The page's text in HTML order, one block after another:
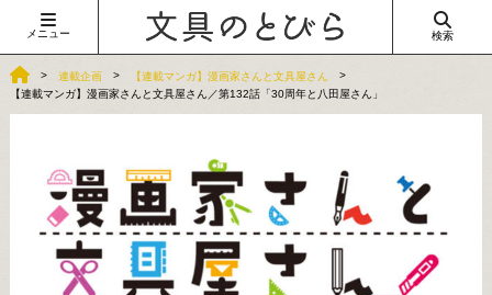
メニュー 検索
連載企画
【連載マンガ】漫画家さんと文具屋さん
【連載マンガ】漫画家さんと文具屋さん／第132話「30周年と八田屋さん」